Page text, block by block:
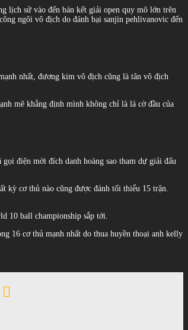
lịch sử vào đến bán kết giải open quy mô lớn trên
ngôi vô địch do đánh bại sanjin pehlivanovic đến
nhất, đương kim vô địch cũng là tân vô địch
mẽ khẳng định mình không chỉ là lá cờ đầu của
điện mời đích danh hoàng sao tham dự giải đấu
kỳ cơ thủ nào cũng được đánh tối thiểu 15 trận.
10 ball championship sắp tới.
16 cơ thủ mạnh nhất do thua huyền thoại anh kelly